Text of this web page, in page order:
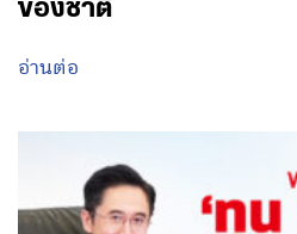
ของชาติ
อ่านต่อ